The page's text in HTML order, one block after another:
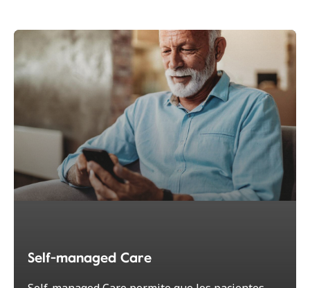
Self-managed Care